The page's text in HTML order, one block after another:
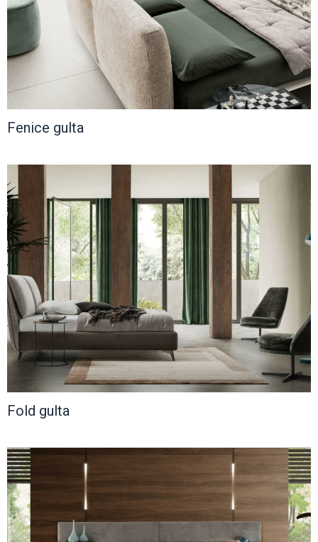
Fenice gulta
Fold gulta